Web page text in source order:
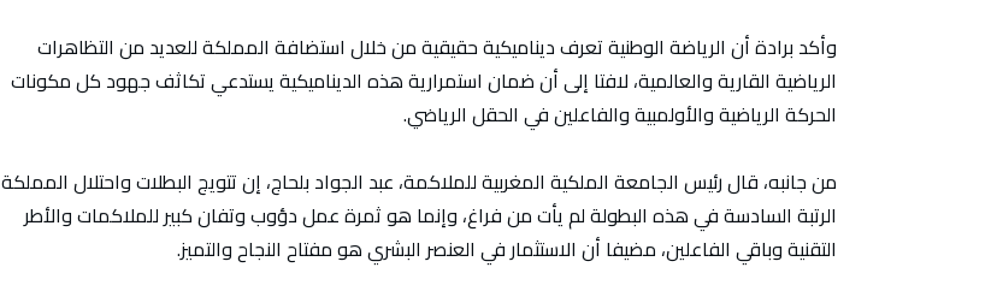
وأكد برادة أن الرياضة الوطنية تعرف ديناميكية حقيقية من خلال استضافة المملكة للعديد من التظاهرات
الرياضية القارية والعالمية، لافتا إلى أن ضمان استمرارية هذه الديناميكية يستدعي تكاثف جهود كل مكونات
الحركة الرياضية والأولمبية والفاعلين في الحقل الرياضي.
من جانبه، قال رئيس الجامعة الملكية المغربية للملاكمة، عبد الجواد بلحاج، إن تتويج البطلات واحتلال المملكة
الرتبة السادسة في هذه البطولة لم يأت من فراغ، وإنما هو ثمرة عمل دؤوب وتفان كبير للملاكمات والأطر
التقنية وباقي الفاعلين، مضيفا أن الاستثمار في العنصر البشري هو مفتاح النجاح والتميز.